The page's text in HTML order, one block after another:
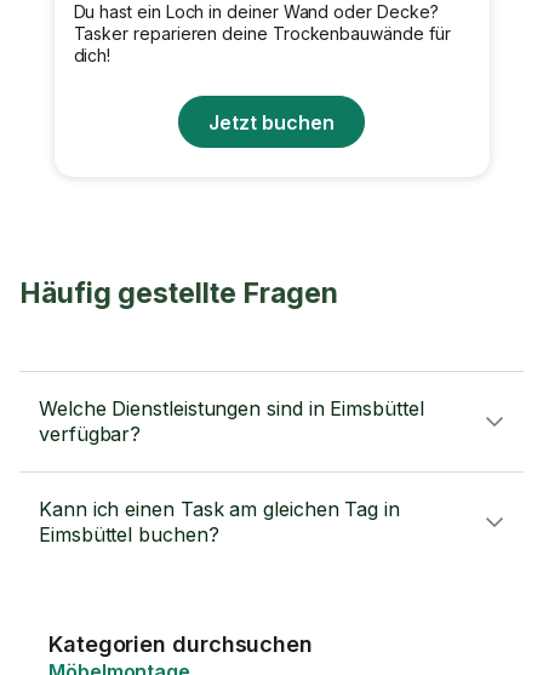
Du hast ein Loch in deiner Wand oder Decke?
Tasker reparieren deine Trockenbauwände für
dich!
Jetzt buchen
Häufig gestellte Fragen
Welche Dienstleistungen sind in Eimsbüttel
verfügbar?
Kann ich einen Task am gleichen Tag in
Eimsbüttel buchen?
Kategorien durchsuchen